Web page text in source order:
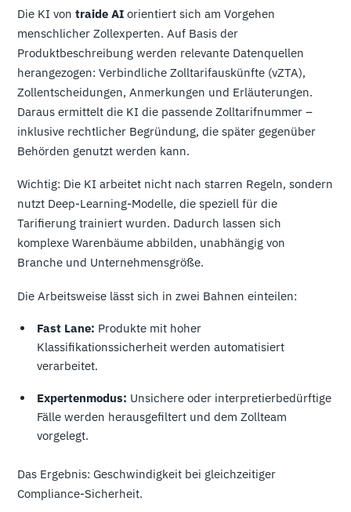
Die KI vontraide AI orientiert sich am Vorgehen
menschlicher Zollexperten. Auf Basis der
Produktbeschreibung werden relevante Datenquellen
herangezogen: Verbindliche Zolltarifauskünfte (vZTA),
Zollentscheidungen, Anmerkungen und Erläuterungen.
Daraus ermittelt die KI die passende Zolltarifnummer –
inklusive rechtlicher Begründung, die später gegenüber
Behörden genutzt werden kann.
Wichtig: Die KI arbeitet nicht nach starren Regeln, sondern
nutzt Deep-Learning-Modelle, die speziell für die
Tarifierung trainiert wurden. Dadurch lassen sich
komplexe Warenbäume abbilden, unabhängig von
Branche und Unternehmensgröße.
Die Arbeitsweise lässt sich in zwei Bahnen einteilen:
Fast Lane: Produkte mit hoher
Klassifikationssicherheit werden automatisiert
verarbeitet.
Expertenmodus: Unsichere oder interpretierbedürftige
Fälle werden herausgefiltert und dem Zollteam
vorgelegt.
Das Ergebnis: Geschwindigkeit bei gleichzeitiger
Compliance-Sicherheit.